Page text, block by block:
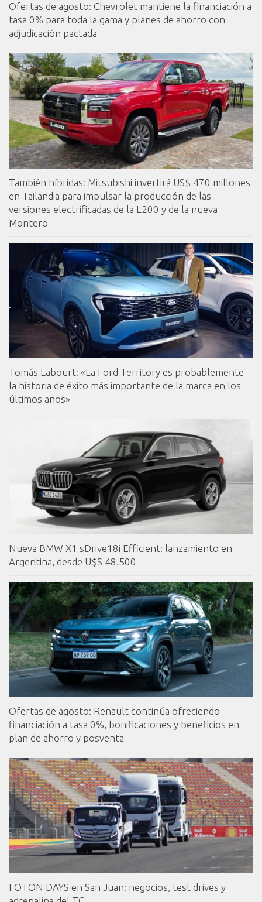
Ofertas de agosto: Chevrolet mantiene la financiación a
tasa 0% para toda la gama y planes de ahorro con
adjudicación pactada
También híbridas: Mitsubishi invertirá US$ 470 millones
en Tailandia para impulsar la producción de las
versiones electrificadas de la L200 y de la nueva
Montero
Tomás Labourt: «La Ford Territory es probablemente
la historia de éxito más importante de la marca en los
últimos años»
Nueva BMW X1 sDrive18i Efficient: lanzamiento en
Argentina, desde U$S 48.500
Ofertas de agosto: Renault continúa ofreciendo
financiación a tasa 0%, bonificaciones y beneficios en
plan de ahorro y posventa
FOTON DAYS en San Juan: negocios, test drives y